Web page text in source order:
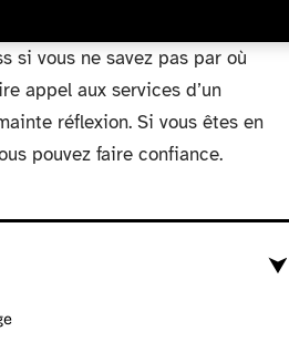
si vous ne savez pas par où
appel aux services d’un
réflexion. Si vous êtes en
pouvez faire confiance.